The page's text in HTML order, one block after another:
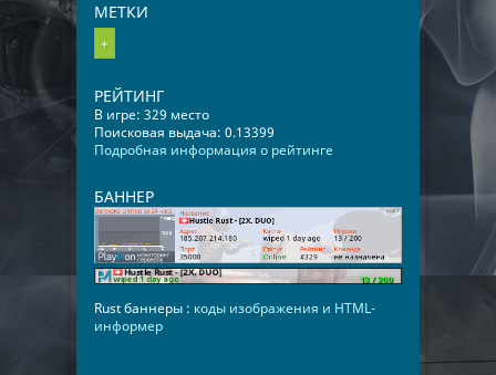
МЕТКИ
+
РЕЙТИНГ
В игре: 329 место
Поисковая выдача: 0.13399
Подробная информация о рейтинге
БАННЕР
Rust баннеры : коды изображения и HTML-
информер